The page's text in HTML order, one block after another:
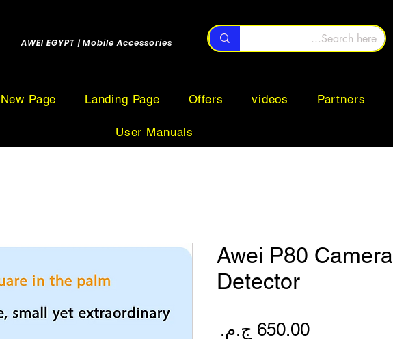
AWEI EGYPT | Mobile Accessories
New Page Landing Page Offers videos Partners
User Manuals
Awei P80 Camera
Detector